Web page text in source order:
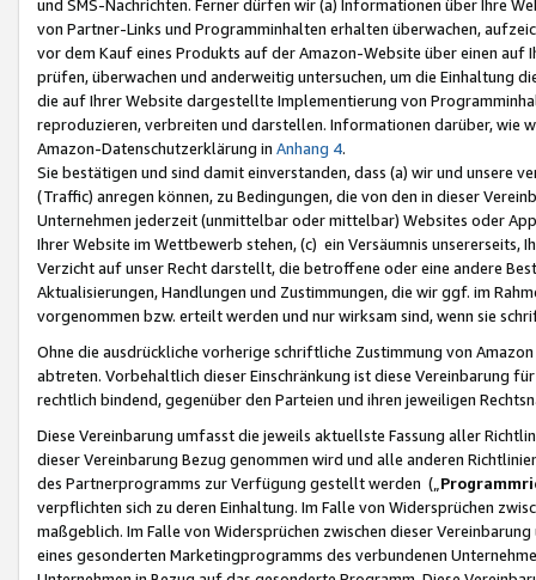
und SMS-Nachrichten. Ferner dürfen wir (a) Informationen über Ihre
von Partner-Links und Programminhalten erhalten überwachen,
vor dem Kauf eines Produkts auf der Amazon-Website über einen
prüfen, überwachen und anderweitig untersuchen, um die Einhaltung
die auf Ihrer Website dargestellte Implementierung von
reproduzieren, verbreiten und darstellen. Informationen darüber, wie
Amazon-Datenschutzerklärung in Anhang 4.
Sie bestätigen und sind damit einverstanden, dass (a) wir und
(Traffic) anregen können, zu Bedingungen, die von den in dieser
Unternehmen jederzeit (unmittelbar oder mittelbar) Websites oder
Ihrer Website im Wettbewerb stehen, (c) ein Versäumnis unsererseits,
Verzicht auf unser Recht darstellt, die betroffene oder eine andere
Aktualisierungen, Handlungen und Zustimmungen, die wir ggf. im
vorgenommen bzw. erteilt werden und nur wirksam sind, wenn sie
Ohne die ausdrückliche vorherige schriftliche Zustimmung von
abtreten. Vorbehaltlich dieser Einschränkung ist diese Vereinbarung
rechtlich bindend, gegenüber den Parteien und ihren jeweiligen
Diese Vereinbarung umfasst die jeweils aktuellste Fassung aller
dieser Vereinbarung Bezug genommen wird und alle anderen
des Partnerprogramms zur Verfügung gestellt werden („
verpflichten sich zu deren Einhaltung. Im Falle von Widersprüchen
maßgeblich. Im Falle von Widersprüchen zwischen dieser
eines gesonderten Marketingprogramms des verbundenen